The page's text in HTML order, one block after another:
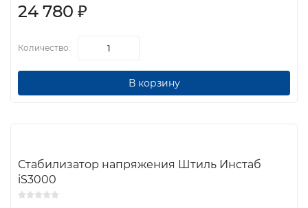
24 780 ₽
Количество:
В корзину
Стабилизатор напряжения Штиль Инстаб
iS3000